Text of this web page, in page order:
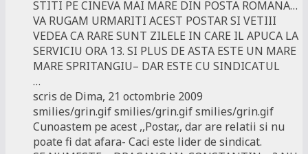
STITI PE CINEVA MAI MARE DIN POSTA ROMANA…
VA RUGAM URMARITI ACEST POSTAR SI VETIII
VEDEA CA RARE SUNT ZILELE IN CARE IL APUCA LA
SERVICIU ORA 13. SI PLUS DE ASTA ESTE UN MARE
MARE SPRITANGIU– DAR ESTE CU SINDICATUL
…
scris de Dima, 21 octombrie 2009
smilies/grin.gif smilies/grin.gif smilies/grin.gif
Cunoastem pe acest ,,Postar,, dar are relatii si nu
poate fi dat afara- Caci este lider de sindicat.